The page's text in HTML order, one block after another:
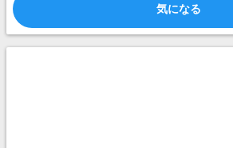
気になる